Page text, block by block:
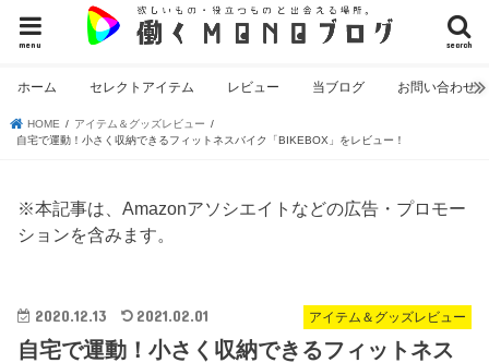
search
menu
ホーム セレクトアイテム レビュー 当ブログ お問い合わせ
HOME
アイテム＆グッズレビュー
自宅で運動！小さく収納できるフィットネスバイク「BIKEBOX」をレビュー！
※本記事は、Amazonアソシエイトなどの広告・プロモー
ションを含みます。
アイテム＆グッズレビュー
2020.12.13 2021.02.01
自宅で運動！小さく収納できるフィットネス